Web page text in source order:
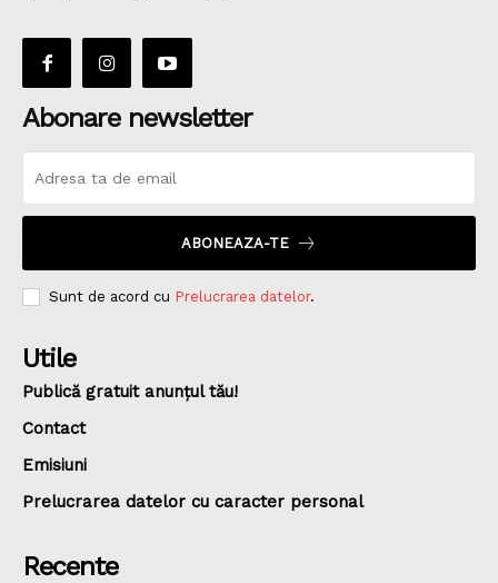
Abonare newsletter
ABONEAZA-TE
Sunt de acord cu Prelucrarea datelor.
Utile
Publică gratuit anunțul tău!
Contact
Emisiuni
Prelucrarea datelor cu caracter personal
Recente